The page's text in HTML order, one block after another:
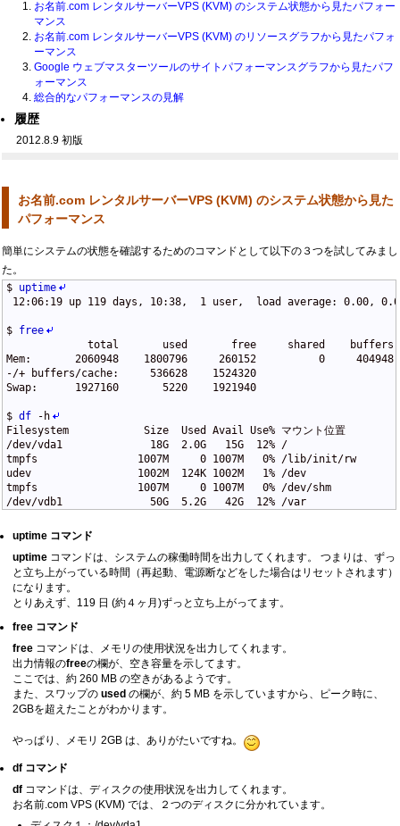
お名前.com レンタルサーバーVPS (KVM) のシステム状態から見たパフォー
マンス
お名前.com レンタルサーバーVPS (KVM) のリソースグラフから見たパフォ
ーマンス
Google ウェブマスターツールのサイトパフォーマンスグラフから見たパフ
ォーマンス
総合的なパフォーマンスの見解
履歴
2012.8.9 初版
お名前.com レンタルサーバーVPS (KVM) のシステム状態から見た
パフォーマンス
簡単にシステムの状態を確認するためのコマンドとして以下の３つを試してみまし
た。
$ uptime
12:06:19 up 119 days, 10:38,  1 user,  load average: 0.00,
$ free
total       used       free     shared    buffers
Mem:       2060948    1800796     260152          0     404948
-/+ buffers/cache:     536628    1524320
Swap:      1927160       5220    1921940
$ df - h
Filesystem            Size  Used Avail Use% マウント位置
/dev/vda1              18G  2.0G   15G  12% /
tmpfs                1007M     0 1007M   0% /lib/init/rw
udev                 1002M  124K 1002M   1% /dev
tmpfs                1007M     0 1007M   0% /dev/shm
/dev/vdb1              50G  5.2G   42G  12% /var
uptime コマンド
uptime コマンドは、システムの稼働時間を出力してくれます。 つまりは、ずっ
と立ち上がっている時間（再起動、電源断などをした場合はリセットされます）
になります。
とりあえず、119 日 (約４ヶ月)ずっと立ち上がってます。
free コマンド
free コマンドは、メモリの使用状況を出力してくれます。
出力情報のfreeの欄が、空き容量を示してます。
ここでは、約 260 MB の空きがあるようです。
また、スワップの used の欄が、約 5 MB を示していますから、ピーク時に、
2GBを超えたことがわかります。
やっぱり、メモリ 2GB は、ありがたいですね。
df コマンド
df コマンドは、ディスクの使用状況を出力してくれます。
お名前.com VPS (KVM) では、２つのディスクに分かれています。